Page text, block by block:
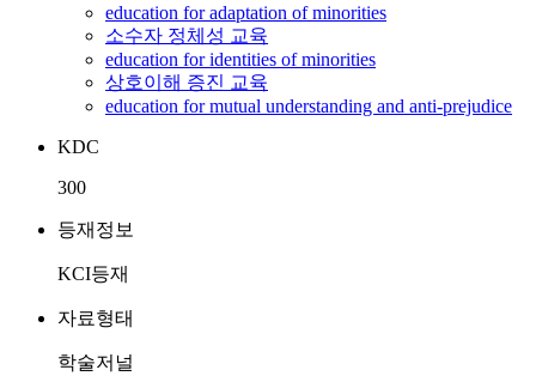
education for adaptation of minorities
소수자 정체성 교육
education for identities of minorities
상호이해 증진 교육
education for mutual understanding and anti-prejudice
KDC
300
등재정보
KCI등재
자료형태
학술저널